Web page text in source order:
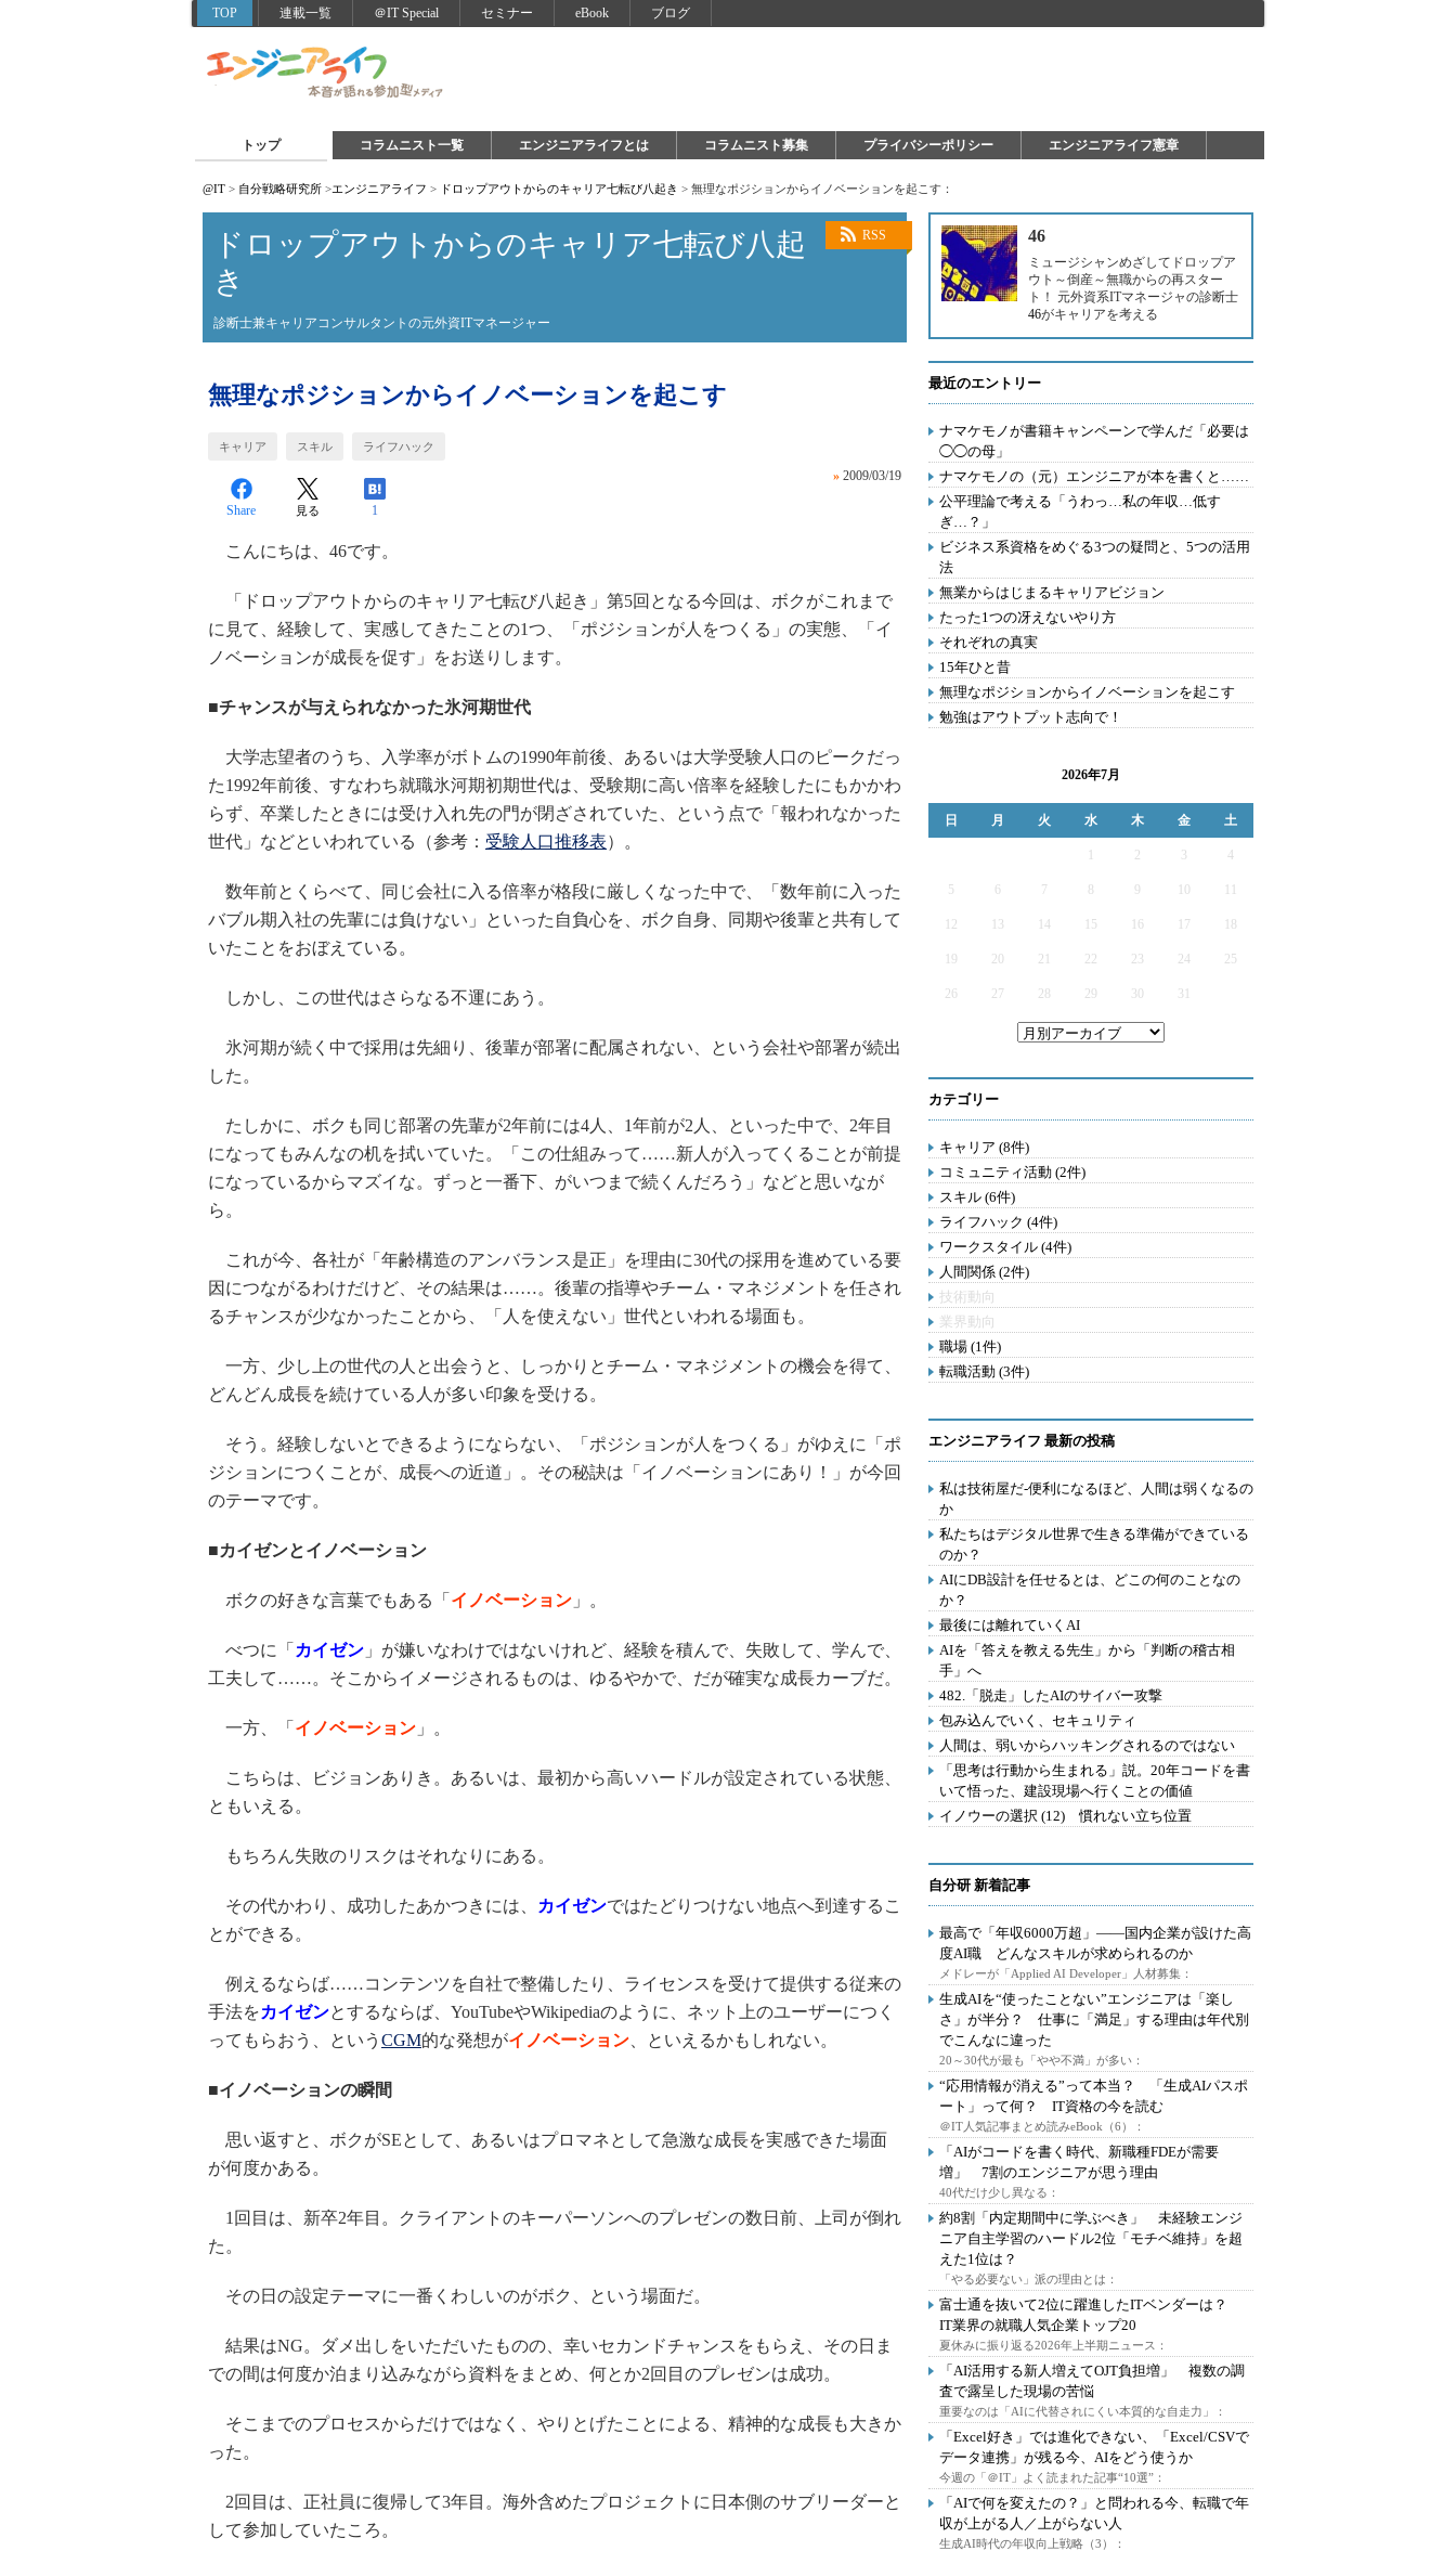
TOP 連載一覧 ＠IT Special セミナー eBook ブログ
トップ コラムニスト一覧 エンジニアライフとは コラムニスト募集 プライバシーポリシー エンジニアライフ憲章
@IT > 自分戦略研究所 >エンジニアライフ > ドロップアウトからのキャリア七転び八起き > 無理なポジションからイノベーションを起こす：
RSS
ドロップアウトからのキャリア七転び八起
き
診断士兼キャリアコンサルタントの元外資ITマネージャー
無理なポジションからイノベーションを起こす
キャリア スキル ライフハック
» 2009/03/19
Share 見る 1
こんにちは、46です。
「ドロップアウトからのキャリア七転び八起き」第5回となる今回は、ボクがこれまで
に見て、経験して、実感してきたことの1つ、「ポジションが人をつくる」の実態、「イ
ノベーションが成長を促す」をお送りします。
■チャンスが与えられなかった氷河期世代
大学志望者のうち、入学率がボトムの1990年前後、あるいは大学受験人口のピークだっ
た1992年前後、すなわち就職氷河期初期世代は、受験期に高い倍率を経験したにもかかわ
らず、卒業したときには受け入れ先の門が閉ざされていた、という点で「報われなかった
世代」などといわれている（参考： 受験人口推移表）。
数年前とくらべて、同じ会社に入る倍率が格段に厳しくなった中で、「数年前に入った
バブル期入社の先輩には負けない」といった自負心を、ボク自身、同期や後輩と共有して
いたことをおぼえている。
しかし、この世代はさらなる不運にあう。
氷河期が続く中で採用は先細り、後輩が部署に配属されない、という会社や部署が続出
した。
たしかに、ボクも同じ部署の先輩が2年前には4人、1年前が2人、といった中で、2年目
になってもみんなの机を拭いていた。「この仕組みって……新人が入ってくることが前提
になっているからマズイな。ずっと一番下、がいつまで続くんだろう」などと思いなが
ら。
これが今、各社が「年齢構造のアンバランス是正」を理由に30代の採用を進めている要
因につながるわけだけど、その結果は……。後輩の指導やチーム・マネジメントを任され
るチャンスが少なかったことから、「人を使えない」世代といわれる場面も。
一方、少し上の世代の人と出会うと、しっかりとチーム・マネジメントの機会を得て、
どんどん成長を続けている人が多い印象を受ける。
そう。経験しないとできるようにならない、「ポジションが人をつくる」がゆえに「ポ
ジションにつくことが、成長への近道」。その秘訣は「イノベーションにあり！」が今回
のテーマです。
■カイゼンとイノベーション
ボクの好きな言葉でもある「 イノベーション 」。
べつに「 カイゼン 」が嫌いなわけではないけれど、経験を積んで、失敗して、学んで、
工夫して……。そこからイメージされるものは、ゆるやかで、だが確実な成長カーブだ。
一方、「 イノベーション 」。
こちらは、ビジョンありき。あるいは、最初から高いハードルが設定されている状態、
ともいえる。
もちろん失敗のリスクはそれなりにある。
その代かわり、成功したあかつきには、 カイゼンではたどりつけない地点へ到達するこ
とができる。
例えるならば……コンテンツを自社で整備したり、ライセンスを受けて提供する従来の
手法をカイゼンとするならば、YouTubeやWikipediaのように、ネット上のユーザーにつく
ってもらおう、という CGM的な発想がイノベーション 、といえるかもしれない。
■イノベーションの瞬間
思い返すと、ボクがSEとして、あるいはプロマネとして急激な成長を実感できた場面
が何度かある。
1回目は、新卒2年目。クライアントのキーパーソンへのプレゼンの数日前、上司が倒れ
た。
その日の設定テーマに一番くわしいのがボク、という場面だ。
結果はNG。ダメ出しをいただいたものの、幸いセカンドチャンスをもらえ、その日ま
での間は何度か泊まり込みながら資料をまとめ、何とか2回目のプレゼンは成功。
そこまでのプロセスからだけではなく、やりとげたことによる、精神的な成長も大きか
った。
2回目は、正社員に復帰して3年目。海外含めたプロジェクトに日本側のサブリーダーと
して参加していたころ。
46
ミュージシャンめざしてドロップア
ウト～倒産～無職からの再スター
ト！ 元外資系ITマネージャの診断士
46がキャリアを考える
最近のエントリー
ナマケモノが書籍キャンペーンで学んだ「必要は
◯◯の母」
ナマケモノの（元）エンジニアが本を書くと……
公平理論で考える「うわっ…私の年収…低す
ぎ…？」
ビジネス系資格をめぐる3つの疑問と、5つの活用
法
無業からはじまるキャリアビジョン
たった1つの冴えないやり方
それぞれの真実
15年ひと昔
無理なポジションからイノベーションを起こす
勉強はアウトプット志向で！
2026年7月
日 月 火 水 木 金 土
2 3 4
5 6 7 9
12 13 14 15 16 17
19 20 21 22 23 24 25
26 27 28 29 30 31
カテゴリー
キャリア (8件)
コミュニティ活動 (2件)
スキル (6件)
ライフハック (4件)
ワークスタイル (4件)
人間関係 (2件)
技術動向
業界動向
職場 (1件)
転職活動 (3件)
エンジニアライフ 最新の投稿
私は技術屋だ-便利になるほど、人間は弱くなるの
か
私たちはデジタル世界で生きる準備ができている
のか？
AIにDB設計を任せるとは、どこの何のことなの
か？
最後には離れていくAI
AIを「答えを教える先生」から「判断の稽古相
手」へ
482.「脱走」したAIのサイバー攻撃
包み込んでいく、セキュリティ
人間は、弱いからハッキングされるのではない
「思考は行動から生まれる」説。20年コードを書
いて悟った、建設現場へ行くことの価値
イノウーの選択 (12) 慣れない立ち位置
自分研 新着記事
最高で「年収6000万超」――国内企業が設けた高
度AI職 どんなスキルが求められるのか
メドレーが「Applied AI Developer」人材募集：
生成AIを“使ったことない”エンジニアは「楽し
さ」が半分？ 仕事に「満足」する理由は年代別
でこんなに違った
20～30代が最も「やや不満」が多い：
“応用情報が消える”って本当？ 「生成AIパスポ
ート」って何？ IT資格の今を読む
＠IT人気記事まとめ読みeBook（6）：
「AIがコードを書く時代、新職種FDEが需要
増」 7割のエンジニアが思う理由
40代だけ少し異なる：
約8割「内定期間中に学ぶべき」 未経験エンジ
ニア自主学習のハードル2位「モチベ維持」を超
えた1位は？
「やる必要ない」派の理由とは：
富士通を抜いて2位に躍進したITベンダーは？
IT業界の就職人気企業トップ20
夏休みに振り返る2026年上半期ニュース：
「AI活用する新人増えてOJT負担増」 複数の調
査で露呈した現場の苦悩
重要なのは「AIに代替されにくい本質的な自走力」：
「Excel好き」では進化できない、「Excel/CSVで
データ連携」が残る今、AIをどう使うか
今週の「＠IT」よく読まれた記事“10選”：
「AIで何を変えたの？」と問われる今、転職で年
収が上がる人／上がらない人
生成AI時代の年収向上戦略（3）：